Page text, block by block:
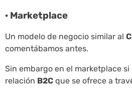
· Marketplace
Un modelo de negocio similar al
comentábamos antes.
Sin embargo en el marketplace
relación B2C que se ofrece a